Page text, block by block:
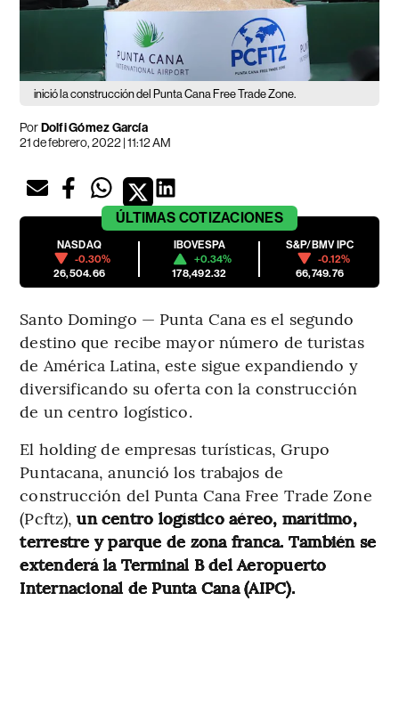
inició la construcción del Punta Cana Free Trade Zone.
PorDolfi Gómez García
21 de febrero, 2022 | 11:12 AM
ÚLTIMAS COTIZACIONES
NASDAQ
-0.30%
26,504.66
IBOVESPA
+0.34%
178,492.32
S&P/BMV IPC
-0.12%
66,749.76
Santo Domingo — Punta Cana es el segundo
destino que recibe mayor número de turistas
de América Latina, este sigue expandiendo y
diversificando su oferta con la construcción
de un centro logístico.
El holding de empresas turísticas, Grupo
Puntacana, anunció los trabajos de
construcción del Punta Cana Free Trade Zone
(Pcftz),un centro logístico aéreo, marítimo,
terrestre y parque de zona franca. También se
extenderá la Terminal B del Aeropuerto
Internacional de Punta Cana (AIPC).